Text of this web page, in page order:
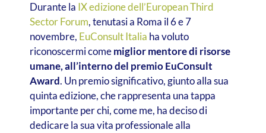
Durante la IX edizione dell’European Third
Sector Forum, tenutasi a Roma il 6 e 7
novembre, EuConsult Italia ha voluto
riconoscermi comemiglior mentore di risorse
umane, all’interno del premio EuConsult
Award. Un premio significativo, giunto alla sua
quinta edizione, che rappresenta una tappa
importante per chi, come me, ha deciso di
dedicare la sua vita professionale alla